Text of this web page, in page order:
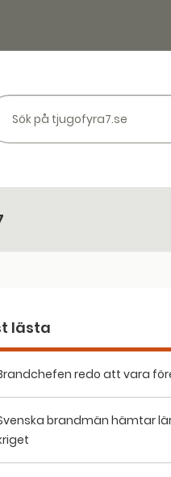
på tjugofyra7.se
lästa
redo att vara
brandmän hämtar